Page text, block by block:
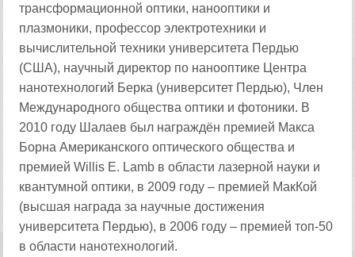
трансформационной оптики, нанооптики и
плазмоники, профессор электротехники и
вычислительной техники университета Пердью
(США), научный директор по нанооптике Центра
нанотехнологий Берка (университет Пердью), Член
Международного общества оптики и фотоники. В
2010 году Шалаев был награждён премией Макса
Борна Американского оптического общества и
премией Willis E. Lamb в области лазерной науки и
квантумной оптики, в 2009 году – премией МакКой
(высшая награда за научные достижения
университета Пердью), в 2006 году – премией топ-50
в области нанотехнологий.